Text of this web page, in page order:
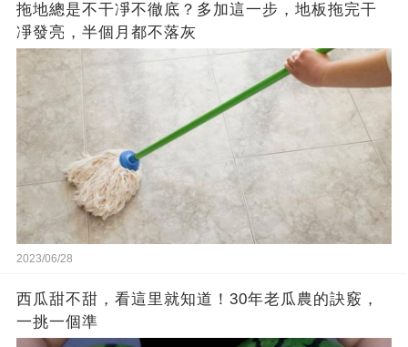
拖地總是不干凈不徹底？多加這一步，地板拖完干
凈發亮，半個月都不落灰
2023/06/28
西瓜甜不甜，看這里就知道！30年老瓜農的訣竅，
一挑一個準